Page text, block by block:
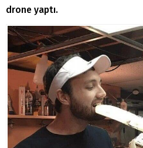
drone yaptı.